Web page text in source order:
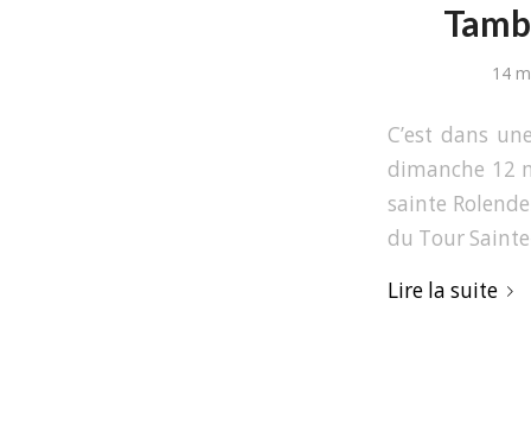
14
C’est dans
dimanche 12
sainte
du Tour
Lire la suite